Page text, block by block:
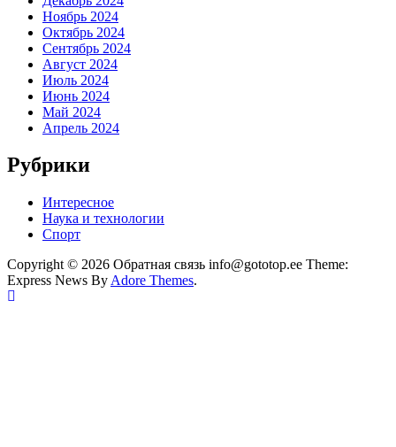
Ноябрь 2024
Октябрь 2024
Сентябрь 2024
Август 2024
Июль 2024
Июнь 2024
Май 2024
Апрель 2024
Рубрики
Интересное
Наука и технологии
Спорт
Copyright © 2026 Обратная связь info@gototop.ee Theme:
Express News By Adore Themes.